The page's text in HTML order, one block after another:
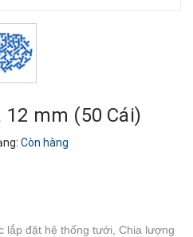
12 mm (50 Cái)
Còn hàng
lắp đặt hệ thống tưới, Chia lượng